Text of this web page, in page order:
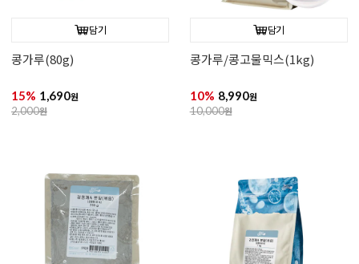
담기
콩가루(80g)
15% 1,690원
2,000원
담기
콩가루/콩고물믹스(1kg)
10% 8,990원
10,000원